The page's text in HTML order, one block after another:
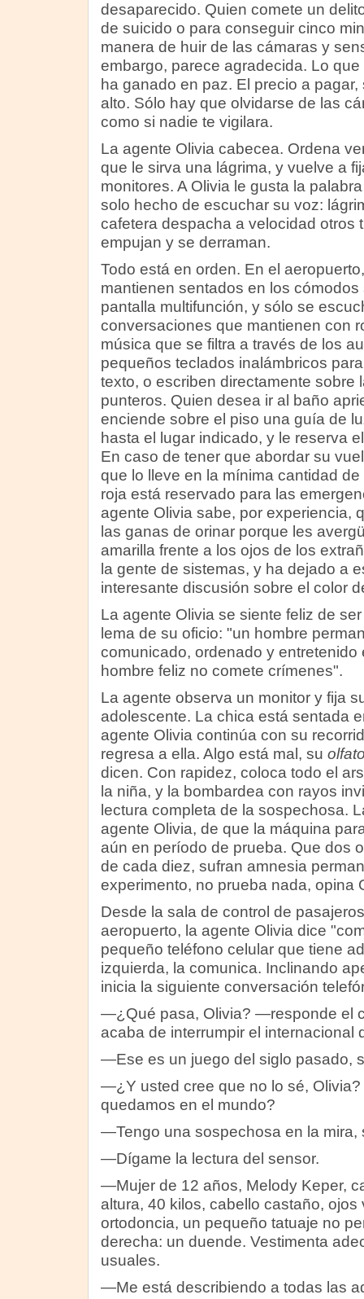
desaparecido. Quien comete un
de suicido o para conseguir cinco
manera de huir de las cámaras y
embargo, parece agradecida. Lo
ha ganado en paz. El precio a
alto. Sólo hay que olvidarse de las
como si nadie te vigilara.
La agente Olivia cabecea. Ordena
que le sirva una lágrima, y vuelve a
monitores. A Olivia le gusta la
solo hecho de escuchar su voz:
cafetera despacha a velocidad otros
empujan y se derraman.
Todo está en orden. En el
mantienen sentados en los
pantalla multifunción, y sólo se
conversaciones que mantienen con
música que se filtra a través de los
pequeños teclados inalámbricos
texto, o escriben directamente sobre
punteros. Quien desea ir al baño
enciende sobre el piso una guía de
hasta el lugar indicado, y le reserva
En caso de tener que abordar su
que lo lleve en la mínima cantidad
roja está reservado para las
agente Olivia sabe, por experiencia,
las ganas de orinar porque les
amarilla frente a los ojos de los
la gente de sistemas, y ha dejado a
interesante discusión sobre el color
La agente Olivia se siente feliz de
lema de su oficio: "un hombre
comunicado, ordenado y entretenido
hombre feliz no comete crímenes".
La agente observa un monitor y fija
adolescente. La chica está sentada
agente Olivia continúa con su
regresa a ella. Algo está mal, su
dicen. Con rapidez, coloca todo el
la niña, y la bombardea con rayos
lectura completa de la sospechosa.
agente Olivia, de que la máquina
aún en período de prueba. Que dos
de cada diez, sufran amnesia
experimento, no prueba nada, opina
Desde la sala de control de
aeropuerto, la agente Olivia dice
pequeño teléfono celular que tiene
izquierda, la comunica. Inclinando
inicia la siguiente conversación
—¿Qué pasa, Olivia? —responde el
acaba de interrumpir el internacional
—Ese es un juego del siglo pasado,
—¿Y usted cree que no lo sé,
quedamos en el mundo?
—Tengo una sospechosa en la mira,
—Dígame la lectura del sensor.
—Mujer de 12 años, Melody Keper,
altura, 40 kilos, cabello castaño, ojos
ortodoncia, un pequeño tatuaje no
derecha: un duende. Vestimenta
usuales.
—Me está describiendo a todas las